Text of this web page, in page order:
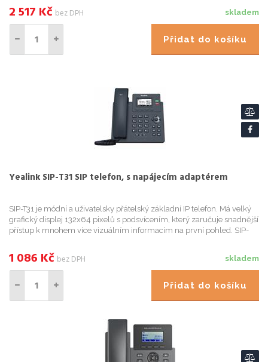
skladem
2 517 Kč bez DPH
Přidat do košíku
Yealink SIP-T31 SIP telefon, s napájecím adaptérem
SIP-T31 je módní a uživatelsky přátelský základní IP telefon. Má velký
grafický displej 132x64 pixelů s podsvícením, který zaručuje snadnější
přístup k mnohem více vizuálním informacím na první pohled. SIP-
skladem
1 086 Kč bez DPH
Přidat do košíku